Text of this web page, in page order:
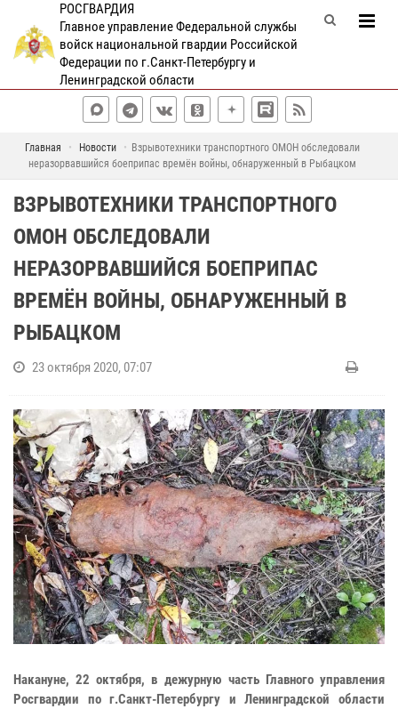
РОСГВАРДИЯ
Главное управление Федеральной службы
войск национальной гвардии Российской
Федерации по г.Санкт-Петербургу и
Ленинградской области
Главная Новости
Взрывотехники транспортного ОМОН обследовали
неразорвавшийся боеприпас времён войны, обнаруженный в Рыбацком
ВЗРЫВОТЕХНИКИ ТРАНСПОРТНОГО
ОМОН ОБСЛЕДОВАЛИ
НЕРАЗОРВАВШИЙСЯ БОЕПРИПАС
ВРЕМЁН ВОЙНЫ, ОБНАРУЖЕННЫЙ В
РЫБАЦКОМ
23 октября 2020, 07:07
Накануне, 22 октября, в дежурную часть Главного управления
Росгвардии по г.Санкт-Петербургу и Ленинградской области